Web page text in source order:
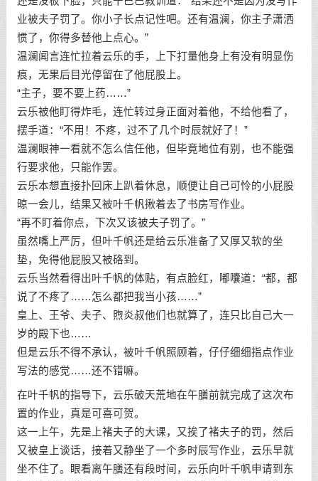
业被夫子罚了。你小子长点记性吧。还有温澜，你主子潇洒
惯了，你得多替他上点心。”
温澜闻言连忙拉着云乐的手，上下打量他身上有没有明显伤
痕，无果后目光停留在了他屁股上。
“主子，要不要上药……”
云乐被他盯得炸毛，连忙转过身正面对着他，不给他看了，
摆手道：“不用！不疼，过不了几个时辰就好了！”
温澜眼神一看就不怎么信任他，但毕竟地位有别，也不能强
行要求他，只能作罢。
云乐本想直接扑回床上趴着休息，顺便让自己可怜的小屁股
晾一会儿，结果又被叶千帆揪着去了书房写作业。
“再不盯着你点，下次又该被夫子罚了。”
虽然嘴上严厉，但叶千帆还是给云乐准备了又厚又软的坐
垫，免得他屁股又被硌到。
云乐当然看得出叶千帆的体贴，有点脸红，嘟囔道：“都，都
说了不疼了……怎么都把我当小孩……”
皇上、王爷、夫子、煦炎叔他们也就算了，连只比自己大一
岁的殿下也……
但是云乐不得不承认，被叶千帆照顾着，仔仔细细指点作业
写法的感觉……还不错嘛。
在叶千帆的指导下，云乐破天荒地在午膳前就完成了这次布
置的作业，真是可喜可贺。
这一上午，先是上褚夫子的大课，又挨了褚夫子的罚，然后
又被皇上谈话，接着又静坐了一个多时辰写作业，云乐早就
坐不住了。眼看离午膳还有段时间，云乐向叶千帆申请到东